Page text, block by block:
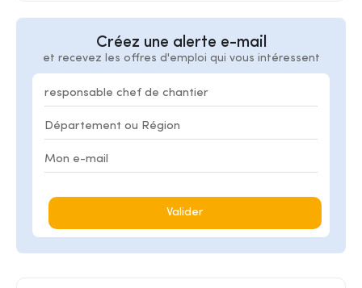
Créez une alerte e-mail
et recevez les offres d'emploi qui vous intéressent
Valider